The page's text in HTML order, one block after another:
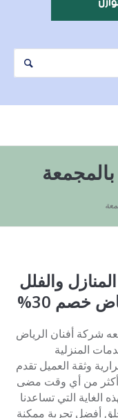
والفلل
خصم 30%
شركة أفنان الرياض
المنزلية
وثقة العميل تقدم
من أي وقت مضى
الغاية التي تساعدنا
أفضل تجربة ممكنة